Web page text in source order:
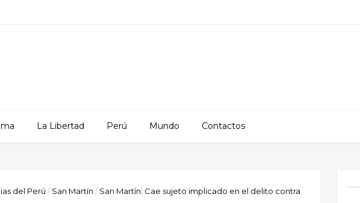
La Libertad Perú Mundo Contactos
del Perú / San Martín / San Martín: Cae sujeto implicado en el delito contra